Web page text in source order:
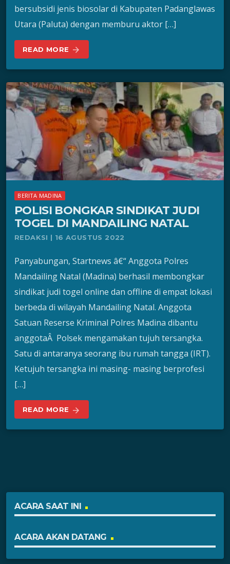
bersubsidi jenis biosolar di Kabupaten Padanglawas
Utara (Paluta) dengan memburu aktor […]
READ MORE arrow_forward
BERITA MADINA
POLISI BONGKAR SINDIKAT JUDI
TOGEL DI MANDAILING NATAL
REDAKSI | 16 AGUSTUS 2022
Panyabungan, Startnews â€“ Anggota Polres
Mandailing Natal (Madina) berhasil membongkar
sindikat judi togel online dan offline di empat lokasi
berbeda di wilayah Mandailing Natal. Anggota
Satuan Reserse Kriminal Polres Madina dibantu
anggotaÂ Polsek mengamakan tujuh tersangka.
Satu di antaranya seorang ibu rumah tangga (IRT).
Ketujuh tersangka ini masing- masing berprofesi
[…]
READ MORE arrow_forward
ACARA SAAT INI
ACARA AKAN DATANG